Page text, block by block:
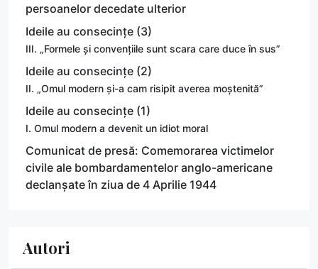
persoanelor decedate ulterior
Ideile au consecințe (3)
III. „Formele și convențiile sunt scara care duce în sus”
Ideile au consecințe (2)
II. „Omul modern și-a cam risipit averea moștenită”
Ideile au consecințe (1)
I. Omul modern a devenit un idiot moral
Comunicat de presă: Comemorarea victimelor
civile ale bombardamentelor anglo-americane
declanșate în ziua de 4 Aprilie 1944
Autori